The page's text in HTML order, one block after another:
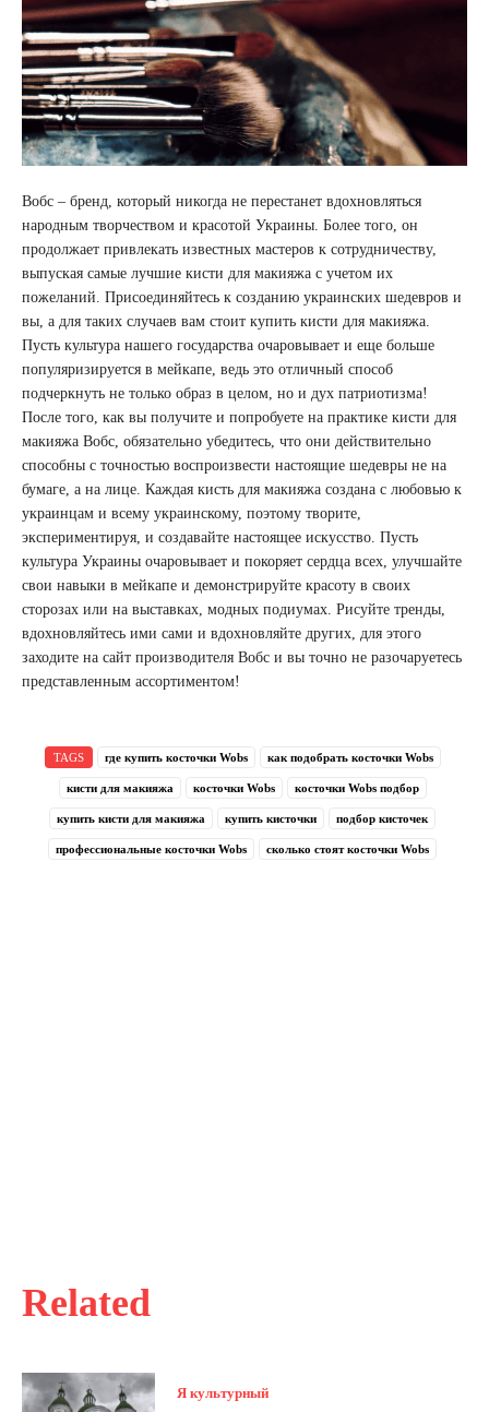
Related
Я культурный
Вобс – бренд, который никогда не перестанет вдохновляться
народным творчеством и красотой Украины. Более того, он
продолжает привлекать известных мастеров к сотрудничеству,
выпуская самые лучшие кисти для макияжа с учетом их
пожеланий. Присоединяйтесь к созданию украинских шедевров и
вы, а для таких случаев вам стоит купить кисти для макияжа.
Пусть культура нашего государства очаровывает и еще больше
популяризируется в мейкапе, ведь это отличный способ
подчеркнуть не только образ в целом, но и дух патриотизма!
После того, как вы получите и попробуете на практике кисти для
макияжа Вобс, обязательно убедитесь, что они действительно
способны с точностью воспроизвести настоящие шедевры не на
бумаге, а на лице. Каждая кисть для макияжа создана с любовью к
украинцам и всему украинскому, поэтому творите,
экспериментируя, и создавайте настоящее искусство. Пусть
культура Украины очаровывает и покоряет сердца всех, улучшайте
свои навыки в мейкапе и демонстрируйте красоту в своих
сторозах или на выставках, модных подиумах. Рисуйте тренды,
вдохновляйтесь ими сами и вдохновляйте других, для этого
заходите на сайт производителя Вобс и вы точно не разочаруетесь
представленным ассортиментом!
TAGS где купить косточки Wobs как подобрать косточки Wobs
кисти для макияжа косточки Wobs косточки Wobs подбор
купить кисти для макияжа купить кисточки подбор кисточек
профессиональные косточки Wobs сколько стоят косточки Wobs